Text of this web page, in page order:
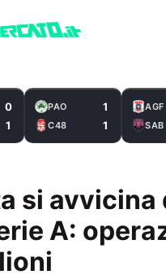
0
1
PAO 1
C48 1
AGF
SAB
si avvicina
A: